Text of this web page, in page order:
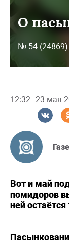
О
№ 54 (24869)
12:32 23 мая
Вот и май
помидоров
ней